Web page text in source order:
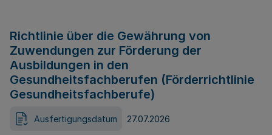
Richtlinie über die Gewährung von
Zuwendungen zur Förderung der
Ausbildungen in den
Gesundheitsfachberufen (Förderrichtlinie
Gesundheitsfachberufe)
Ausfertigungsdatum 27.07.2026